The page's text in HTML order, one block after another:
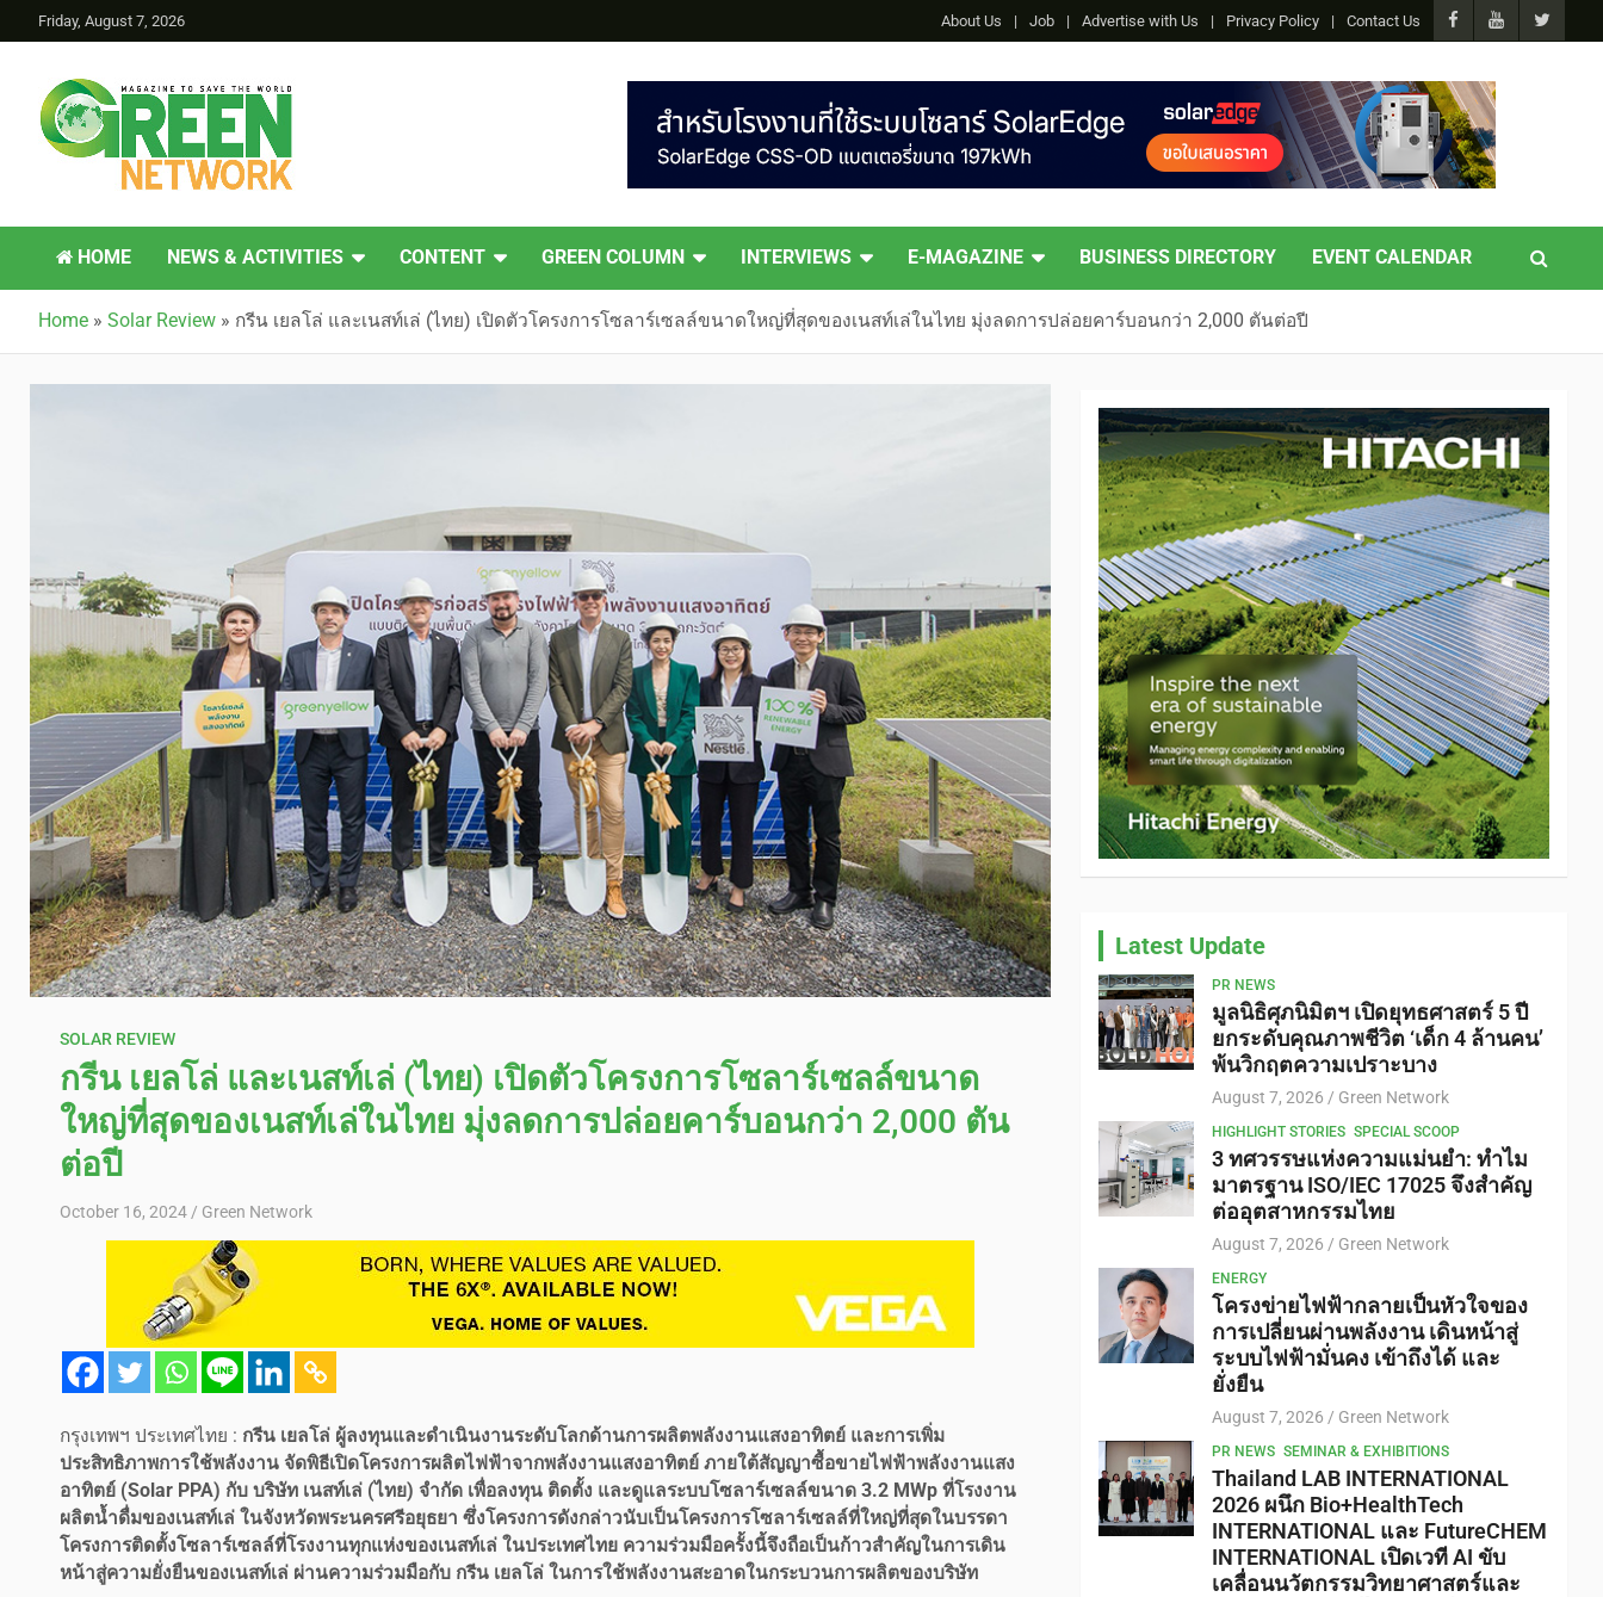
Friday, August 7, 2026 About Us Job Advertise with Us Privacy Policy Contact Us
Green Network
HOME NEWS & ACTIVITIES CONTENT GREEN COLUMN INTERVIEWS E-MAGAZINE BUSINESS DIRECTORY EVENT CALENDAR
Home » Solar Review » กรีน เยลโล่ และเนสท์เล่ (ไทย) เปิดตัวโครงการโซลาร์เซลล์ขนาดใหญ่ที่สุดของเนสท์เล่ในไทย มุ่งลดการปล่อยคาร์บอนกว่า 2,000 ตันต่อปี
SOLAR REVIEW
กรีน เยลโล่ และเนสท์เล่ (ไทย) เปิดตัวโครงการโซลาร์เซลล์ขนาด
ใหญ่ที่สุดของเนสท์เล่ในไทย มุ่งลดการปล่อยคาร์บอนกว่า 2,000 ตัน
ต่อปี
October 16, 2024 Green Network
กรุงเทพฯ ประเทศไทย : กรีน เยลโล่ ผู้ลงทุนและดำเนินงานระดับโลกด้านการผลิตพลังงานแสงอาทิตย์ และการเพิ่ม
ประสิทธิภาพการใช้พลังงาน จัดพิธีเปิดโครงการผลิตไฟฟ้าจากพลังงานแสงอาทิตย์ ภายใต้สัญญาซื้อขายไฟฟ้าพลังงานแสง
อาทิตย์ (Solar PPA) กับ บริษัท เนสท์เล่ (ไทย) จำกัด เพื่อลงทุน ติดตั้ง และดูแลระบบโซลาร์เซลล์ขนาด 3.2 MWp ที่โรงงาน
ผลิตน้ำดื่มของเนสท์เล่ ในจังหวัดพระนครศรีอยุธยา ซึ่งโครงการดังกล่าวนับเป็นโครงการโซลาร์เซลล์ที่ใหญ่ที่สุดในบรรดา
โครงการติดตั้งโซลาร์เซลล์ที่โรงงานทุกแห่งของเนสท์เล่ ในประเทศไทย ความร่วมมือครั้งนี้จึงถือเป็นก้าวสำคัญในการเดิน
หน้าสู่ความยั่งยืนของเนสท์เล่ ผ่านความร่วมมือกับ กรีน เยลโล่ ในการใช้พลังงานสะอาดในกระบวนการผลิตของบริษัท
Latest Update
PR NEWS
มูลนิธิศุภนิมิตฯ เปิดยุทธศาสตร์ 5 ปี
ยกระดับคุณภาพชีวิต ‘เด็ก 4 ล้านคน’
พ้นวิกฤตความเปราะบาง
August 7, 2026 Green Network
HIGHLIGHT STORIES SPECIAL SCOOP
3 ทศวรรษแห่งความแม่นยำ: ทำไม
มาตรฐาน ISO/IEC 17025 จึงสำคัญ
ต่ออุตสาหกรรมไทย
August 7, 2026 Green Network
ENERGY
โครงข่ายไฟฟ้ากลายเป็นหัวใจของ
การเปลี่ยนผ่านพลังงาน เดินหน้าสู่
ระบบไฟฟ้ามั่นคง เข้าถึงได้ และ
ยั่งยืน
August 7, 2026 Green Network
PR NEWS SEMINAR & EXHIBITIONS
Thailand LAB INTERNATIONAL
2026 ผนึก Bio+HealthTech
INTERNATIONAL และ FutureCHEM
INTERNATIONAL เปิดเวที AI ขับ
เคลื่อนนวัตกรรมวิทยาศาสตร์และ